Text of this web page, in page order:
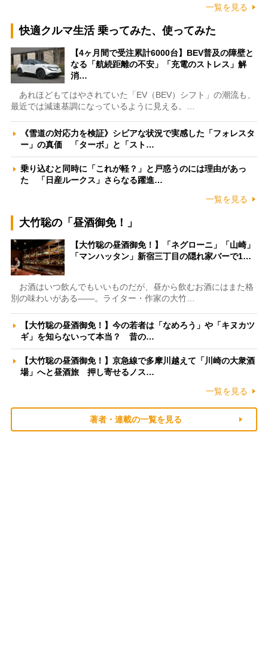
一覧を見る
快適クルマ生活 乗ってみた、使ってみた
【4ヶ月間で受注累計6000台】BEV普及の障壁と
なる「航続距離の不安」「充電のストレス」解
消…
あれほどもてはやされていた「EV（BEV）シフト」の潮流も、
最近では減速基調になっているように見える。…
《雪道の対応力を検証》シビアな状況で実感した「フォレスタ
ー」の真価 「ターボ」と「スト…
乗り込むと同時に「これが軽？」と戸惑うのには理由があっ
た 「日産ルークス」さらなる躍進…
一覧を見る
大竹聡の「昼酒御免！」
【大竹聡の昼酒御免！】「ネグローニ」「山崎」
「マンハッタン」新宿三丁目の隠れ家バーで1…
お酒はいつ飲んでもいいものだが、昼から飲むお酒にはまた格
別の味わいがある――。ライター・作家の大竹…
【大竹聡の昼酒御免！】今の若者は「なめろう」や「キヌカツ
ギ」を知らないって本当？ 昔の…
【大竹聡の昼酒御免！】京急線で多摩川越えて「川崎の大衆酒
場」へと昼酒旅 押し寄せるノス…
一覧を見る
著者・連載の一覧を見る